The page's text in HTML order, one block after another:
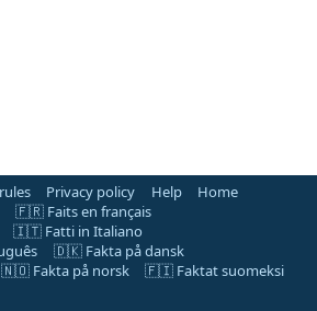
Privacy policy Help
Home
🇫🇷 Faits en français
🇮🇹 Fatti in Italiano
🇩🇰 Fakta på dansk
🇳🇴 Fakta på norsk
🇫🇮 Faktat suomeksi